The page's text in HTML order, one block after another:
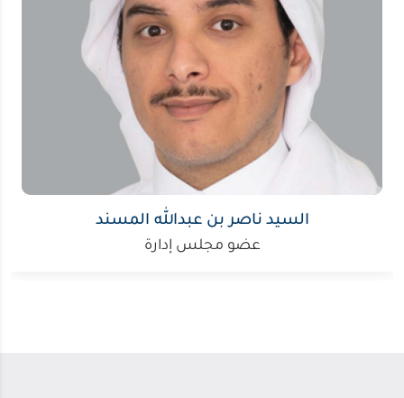
السيد ناصر بن عبدالله المسند
عضو مجلس إدارة